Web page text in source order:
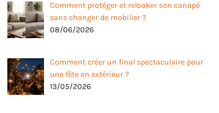
Comment protéger et relooker son canapé
sans changer de mobilier ?
08/06/2026
Comment créer un final spectaculaire pour
une fête en extérieur ?
13/05/2026